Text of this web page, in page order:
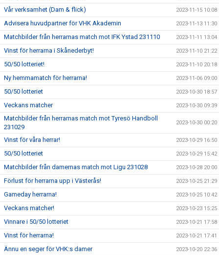
Vår verksamhet (Dam & flick) 2023-11-15 10:08
Advisera huvudpartner för VHK Akademin 2023-11-13 11:30
Matchbilder från herrarnas match mot IFK Ystad 231110 2023-11-11 13:04
Vinst för herrarna i Skånederbyt! 2023-11-10 21:22
50/50 lotteriet! 2023-11-10 20:18
Ny hemmamatch för herrarna! 2023-11-06 09:00
50/50 lotteriet 2023-10-30 18:57
Veckans matcher 2023-10-30 09:39
Matchbilder från herrarnas match mot Tyresö Handboll
231029
2023-10-30 00:20
Vinst för våra herrar! 2023-10-29 16:50
50/50 lotteriet 2023-10-29 15:42
Matchbilder från damernas match mot Ligu 231028 2023-10-28 20:00
Förlust för herrarna upp i Västerås! 2023-10-25 21:29
Gameday herrarna! 2023-10-25 10:42
Veckans matcher! 2023-10-23 15:25
Vinnare i 50/50 lotteriet 2023-10-21 17:58
Vinst för herrarna! 2023-10-21 17:41
Ännu en seger för VHK:s damer 2023-10-20 22:36